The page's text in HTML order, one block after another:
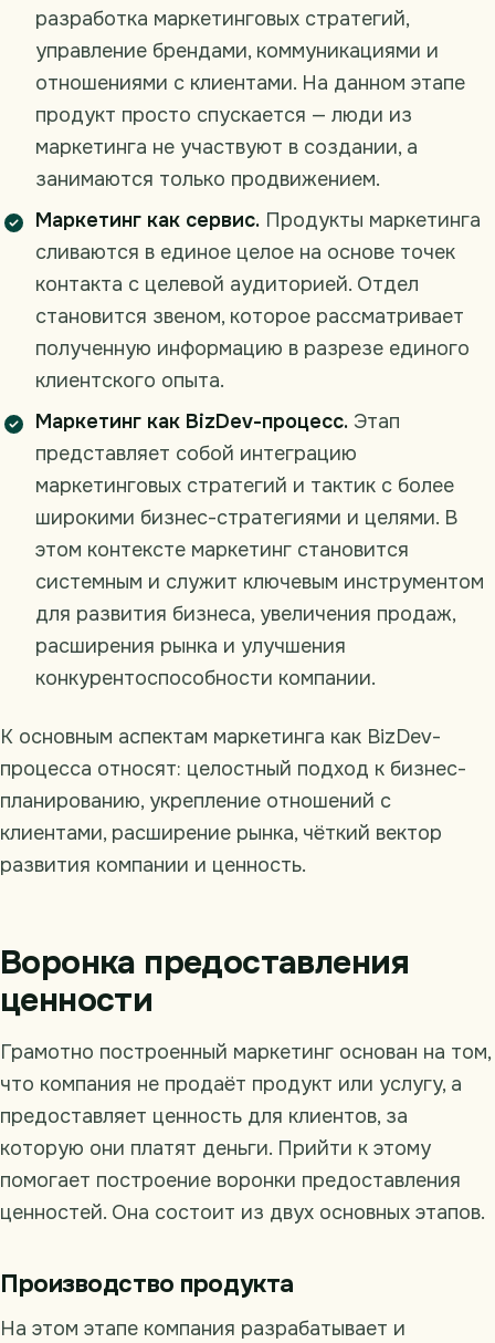
разработка маркетинговых стратегий,
управление брендами, коммуникациями и
отношениями с клиентами. На данном этапе
продукт просто спускается — люди из
маркетинга не участвуют в создании, а
занимаются только продвижением.
Маркетинг как сервис. Продукты маркетинга
сливаются в единое целое на основе точек
контакта с целевой аудиторией. Отдел
становится звеном, которое рассматривает
полученную информацию в разрезе единого
клиентского опыта.
Маркетинг как BizDev-процесс. Этап
представляет собой интеграцию
маркетинговых стратегий и тактик с более
широкими бизнес-стратегиями и целями. В
этом контексте маркетинг становится
системным и служит ключевым инструментом
для развития бизнеса, увеличения продаж,
расширения рынка и улучшения
конкурентоспособности компании.
К основным аспектам маркетинга как BizDev-
процесса относят: целостный подход к бизнес-
планированию, укрепление отношений с
клиентами, расширение рынка, чёткий вектор
развития компании и ценность.
Воронка предоставления
ценности
Грамотно построенный маркетинг основан на том,
что компания не продаёт продукт или услугу, а
предоставляет ценность для клиентов, за
которую они платят деньги. Прийти к этому
помогает построение воронки предоставления
ценностей. Она состоит из двух основных этапов.
Производство продукта
На этом этапе компания разрабатывает и